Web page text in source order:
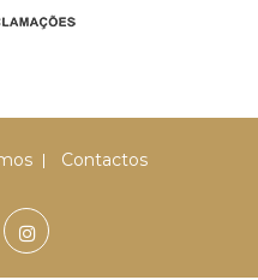
Contactos